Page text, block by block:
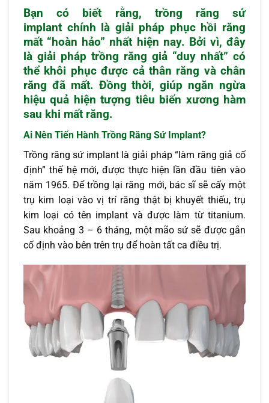
Bạn có biết rằng, trồng răng sứ
implant chính là giải pháp phục hồi răng
mất “hoàn hảo” nhất hiện nay. Bởi vì, đây
là giải pháp trồng răng giả “duy nhất” có
thể khôi phục được cả thân răng và chân
răng đã mất. Đồng thời, giúp ngăn ngừa
hiệu quả hiện tượng tiêu biến xương hàm
sau khi mất răng.
Ai Nên Tiến Hành Trồng Răng Sứ Implant?
Trồng răng sứ implant là giải pháp “làm răng giả cố
định” thế hệ mới, được thực hiện lần đầu tiên vào
năm 1965. Để trồng lại răng mới, bác sĩ sẽ cấy một
trụ kim loại vào vị trí răng thật bị khuyết thiếu, trụ
kim loại có tên implant và được làm từ titanium.
Sau khoảng 3 – 6 tháng, một mão sứ sẽ được gắn
cố định vào bên trên trụ để hoàn tất ca điều trị.